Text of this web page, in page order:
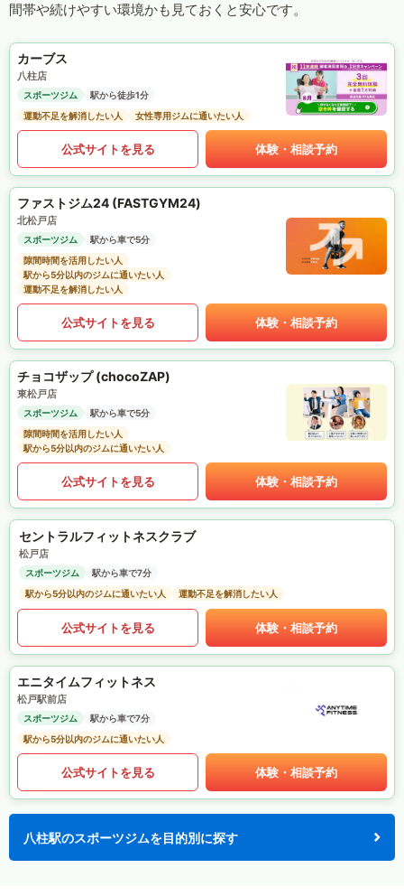
間帯や続けやすい環境かも見ておくと安心です。
カーブス
八柱店
スポーツジム
駅から徒歩1分
運動不足を解消したい人
女性専用ジムに通いたい人
公式サイトを見る 体験・相談予約
ファストジム24 (FASTGYM24)
北松戸店
スポーツジム
駅から車で5分
隙間時間を活用したい人
駅から5分以内のジムに通いたい人
運動不足を解消したい人
公式サイトを見る 体験・相談予約
チョコザップ (chocoZAP)
東松戸店
スポーツジム
駅から車で5分
隙間時間を活用したい人
駅から5分以内のジムに通いたい人
公式サイトを見る 体験・相談予約
セントラルフィットネスクラブ
松戸店
スポーツジム
駅から車で7分
駅から5分以内のジムに通いたい人
運動不足を解消したい人
公式サイトを見る 体験・相談予約
エニタイムフィットネス
松戸駅前店
スポーツジム
駅から車で7分
駅から5分以内のジムに通いたい人
公式サイトを見る 体験・相談予約
八柱駅のスポーツジムを目的別に探す